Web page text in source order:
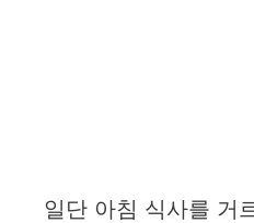
일단 아침 식사를 거